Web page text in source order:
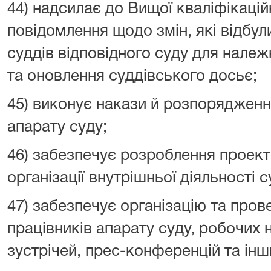
44) надсилає до Вищої
повідомлення щодо змін, які
суддів відповідного суду для
та оновлення суддівського досьє;
45) виконує накази й
апарату суду;
46) забезпечує розроблення
організації внутрішньої діяльності
47) забезпечує організацію та
працівників апарату суду,
зустрічей, прес-конференцій та